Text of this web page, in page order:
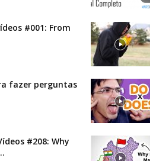
#001: From
fazer perguntas
#208: Why